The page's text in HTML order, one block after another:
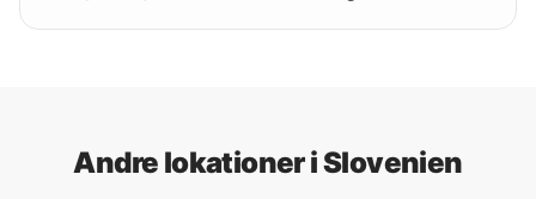
Andre lokationer i Slovenien